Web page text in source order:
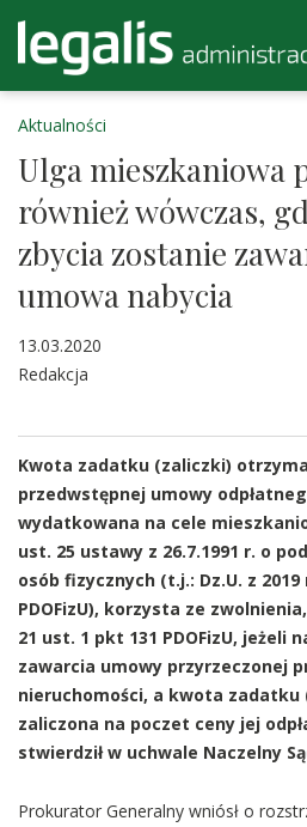
Aktualności
Ulga mieszkaniowa
również wówczas,
zbycia zostanie
umowa nabycia
13.03.2020
Redakcja
Kwota zadatku (zaliczki)
przedwstępnej umowy
wydatkowana na cele
ust. 25 ustawy z 26.7.1991 r. o
osób fizycznych (t.j.: Dz.U. z
PDOFizU), korzysta ze
21 ust. 1 pkt 131 PDOFizU, jeżeli
zawarcia umowy przyrzeczonej
nieruchomości, a kwota zadatku
zaliczona na poczet ceny jej
stwierdził w uchwale Naczelny
Prokurator Generalny wniósł o